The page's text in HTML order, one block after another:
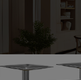
PRODUCT